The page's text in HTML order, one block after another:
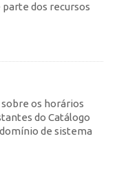
dos recursos
os horários
do Catálogo
de sistema